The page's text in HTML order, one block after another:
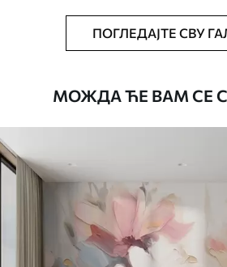
Тапета се може
сунђером.
водом.
Доступни материјали
Стандард
.42 2683 .45RSD/m²
ПОГЛЕДАЈТЕ СВУ
МОЖДА ЋЕ ВАМ СЕ